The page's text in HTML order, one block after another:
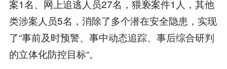
案1名、网上追逃人员27名，猥亵案件1人，其他
类涉案人员5名，消除了多个潜在安全隐患，实现
了“事前及时预警、事中动态追踪、事后综合研判
的立体化防控目标“。